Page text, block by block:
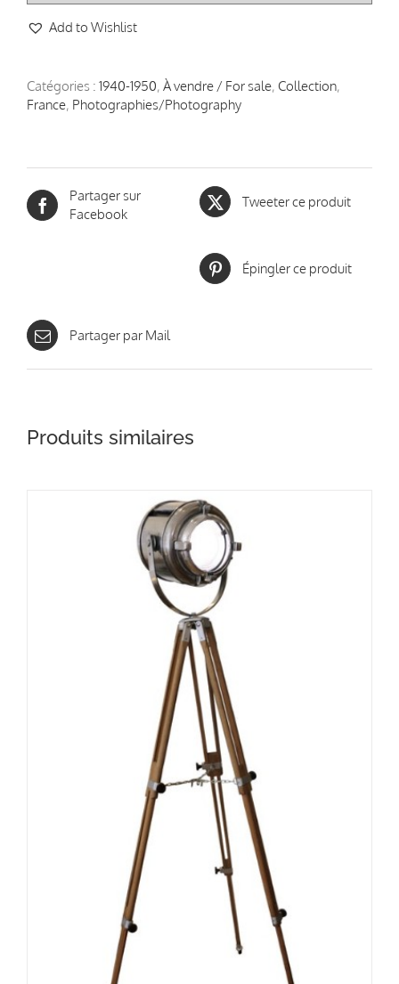
CLERGUE,
photographie
Add to Wishlist
Catégories : 1940-1950, À vendre / For sale, Collection,
France, Photographies/Photography
Partager sur
Facebook
Tweeter ce produit
Épingler ce produit
Partager par Mail
Produits similaires